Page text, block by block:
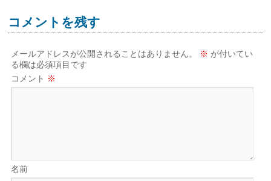
コメントを残す
メールアドレスが公開されることはありません。 ※ が付いてい
る欄は必須項目です
コメント ※
名前